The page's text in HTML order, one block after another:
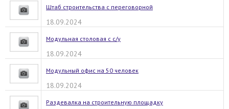
Штаб строительства с переговорной
18.09.2024
Модульная столовая с с/у
18.09.2024
Модульный офис на 50 человек
18.09.2024
Раздевалка на строительную площадку